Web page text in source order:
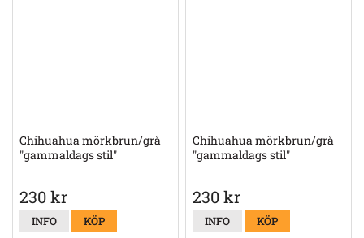
Chihuahua mörkbrun/grå
"gammaldags stil"
230 kr
INFO KÖP
Chihuahua mörkbrun/grå
"gammaldags stil"
230 kr
INFO KÖP